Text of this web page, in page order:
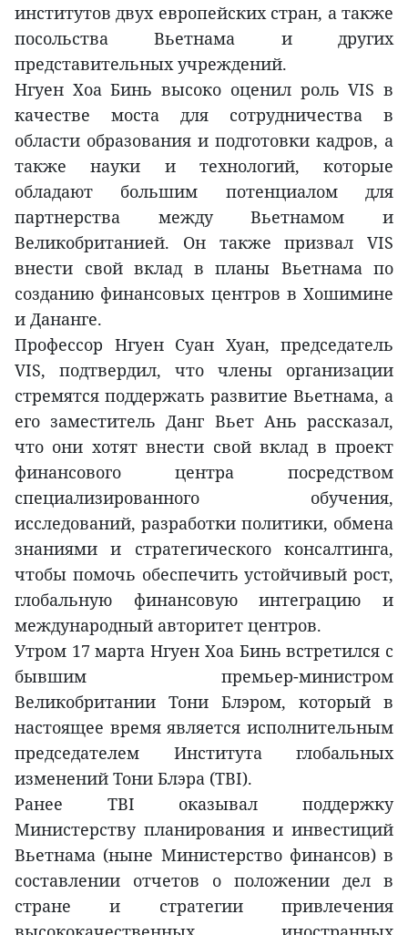
институтов двух европейских стран, а также
посольства Вьетнама и других
представительных учреждений.
Нгуен Хоа Бинь высоко оценил роль VIS в
качестве моста для сотрудничества в
области образования и подготовки кадров, а
также науки и технологий, которые
обладают большим потенциалом для
партнерства между Вьетнамом и
Великобританией. Он также призвал VIS
внести свой вклад в планы Вьетнама по
созданию финансовых центров в Хошимине
и Дананге.
Профессор Нгуен Суан Хуан, председатель
VIS, подтвердил, что члены организации
стремятся поддержать развитие Вьетнама, а
его заместитель Данг Вьет Ань рассказал,
что они хотят внести свой вклад в проект
финансового центра посредством
специализированного обучения,
исследований, разработки политики, обмена
знаниями и стратегического консалтинга,
чтобы помочь обеспечить устойчивый рост,
глобальную финансовую интеграцию и
международный авторитет центров.
Утром 17 марта Нгуен Хоа Бинь встретился с
бывшим премьер-министром
Великобритании Тони Блэром, который в
настоящее время является исполнительным
председателем Института глобальных
изменений Тони Блэра (TBI).
Ранее TBI оказывал поддержку
Министерству планирования и инвестиций
Вьетнама (ныне Министерство финансов) в
составлении отчетов о положении дел в
стране и стратегии привлечения